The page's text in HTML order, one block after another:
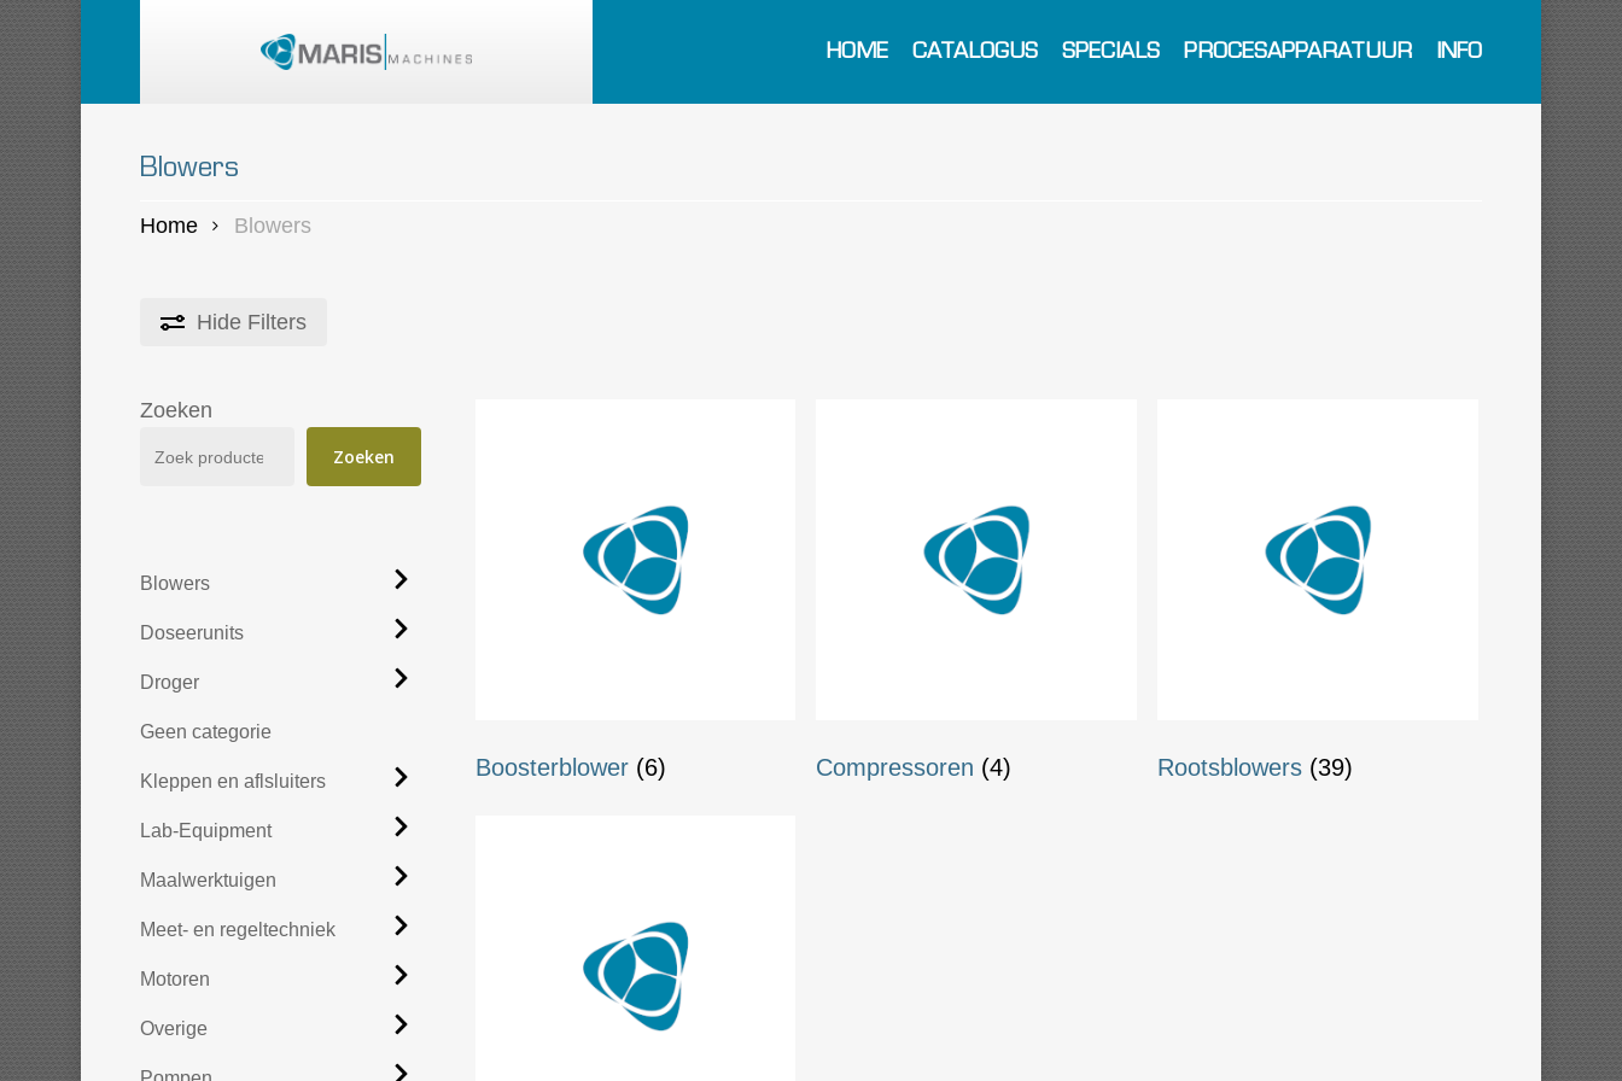
Skip
to
main
content
HOME CATALOGUS SPECIALS PROCESAPPARATUUR INFO
Blowers
Home Blowers
Hide Filters
Zoeken
Zoeken
Blowers
Doseerunits
Droger
Geen categorie
Kleppen en aflsluiters
Lab-Equipment
Maalwerktuigen
Meet- en regeltechniek
Motoren
Overige
Boosterblower (6) Compressoren (4) Rootsblowers (39)